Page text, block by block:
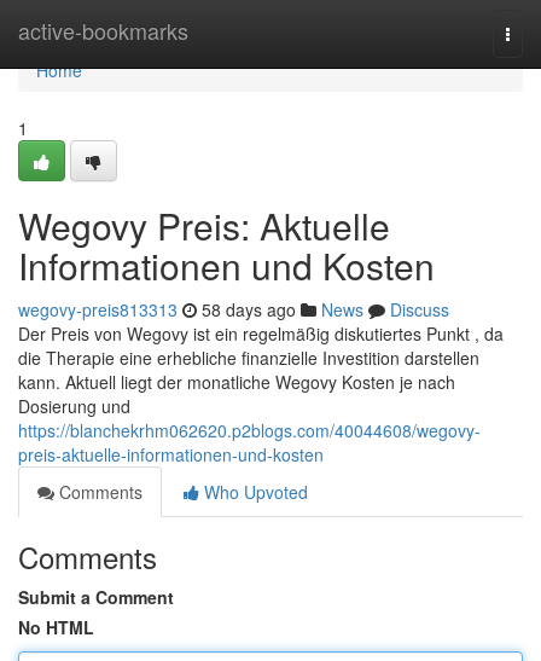
active-bookmarks
Home
Home
1
Wegovy Preis: Aktuelle
Informationen und Kosten
wegovy-preis813313 58 days ago News
Discuss
Der Preis von Wegovy ist ein regelmäßig diskutiertes Punkt , da
die Therapie eine erhebliche finanzielle Investition darstellen
kann. Aktuell liegt der monatliche Wegovy Kosten je nach
Dosierung und
https://blanchekrhm062620.p2blogs.com/40044608/wegovy-
preis-aktuelle-informationen-und-kosten
Comments
Who Upvoted
Comments
Submit a Comment
No HTML